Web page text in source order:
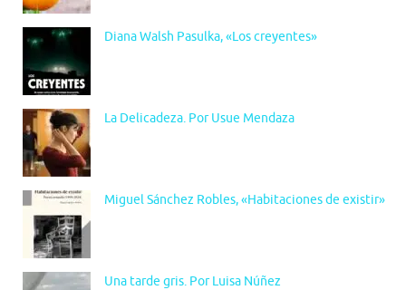
Diana Walsh Pasulka, «Los creyentes»
La Delicadeza. Por Usue Mendaza
Miguel Sánchez Robles, «Habitaciones de existir»
Una tarde gris. Por Luisa Núñez